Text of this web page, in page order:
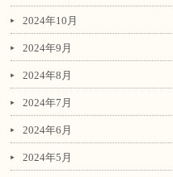
2024年10月
2024年9月
2024年8月
2024年7月
2024年6月
2024年5月